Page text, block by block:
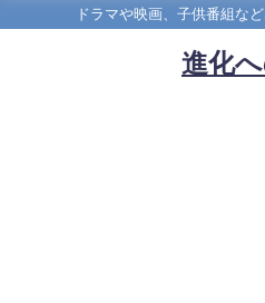
ドラマや映画、子供番組な
進化